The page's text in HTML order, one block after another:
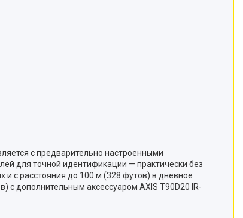
с предварительно настроенными
для точной идентификации — практически без
с расстояния до 100 м (328 футов) в дневное
дополнительным аксессуаром AXIS T90D20 IR-